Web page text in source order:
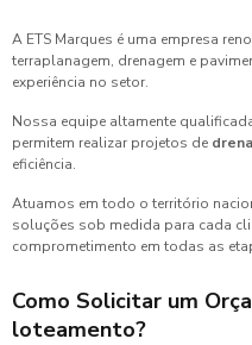
A ETS Marques é uma empresa
terraplanagem, drenagem e
experiência no setor.
Nossa equipe altamente
permitem realizar projetos de
eficiência.
Atuamos em todo o território
soluções sob medida para cada
comprometimento em todas as
Como Solicitar um
loteamento?